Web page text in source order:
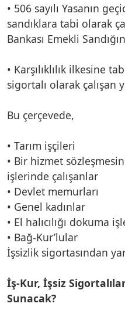
• 506 sayılı Yasanın
sandıklara tabi olarak
Bankası Emekli
• Karşılıklılık ilkesine
sigortalı olarak çalışan
Bu çerçevede,
• Tarım işçileri
• Bir hizmet
işlerinde çalışanlar
• Devlet memurları
• Genel kadınlar
• El halıcılığı dokuma
• Bağ-Kur’lular
İşsizlik sigortasından
İş-Kur, İşsiz
Sunacak?